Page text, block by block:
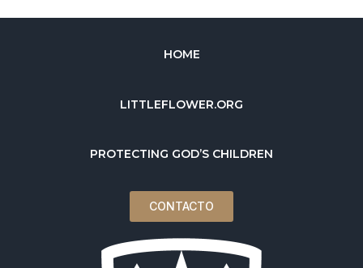
HOME
LITTLEFLOWER.ORG
PROTECTING GOD’S CHILDREN
CONTACTO